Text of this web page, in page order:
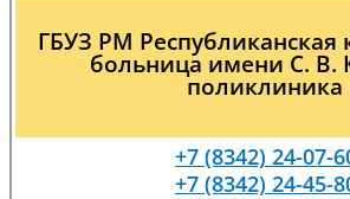
ГБУЗ РМ Республиканская
больница имени С. В.
поликлиника
+7 (8342) 24-07-
+7 (8342) 24-45-